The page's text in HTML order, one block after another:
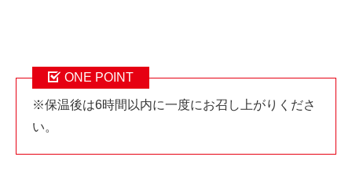
ONE POINT
※保温後は6時間以内に一度にお召し上がりくださ
い。